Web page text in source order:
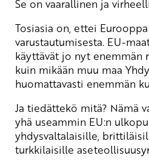
Se on vaarallinen ja
Tosiasia on, ettei
varustautumisesta. EU-
käyttävät jo nyt enemmän
kuin mikään muu maa
huomattavasti enemmän
Ja tiedättekö mitä? Nämä
yhä useammin EU:n
yhdysvaltalaisille,
turkkilaisille